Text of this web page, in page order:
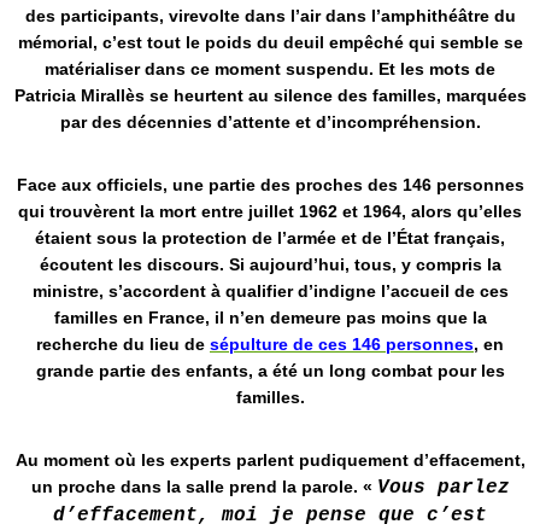
des participants, virevolte dans l’air dans l’amphithéâtre du
mémorial, c’est tout le poids du deuil empêché qui semble se
matérialiser dans ce moment suspendu. Et les mots de
Patricia Mirallès se heurtent au silence des familles, marquées
par des décennies d’attente et d’incompréhension.
Face aux officiels, une partie des proches des 146 personnes
qui trouvèrent la mort entre juillet 1962 et 1964, alors qu’elles
étaient sous la protection de l’armée et de l’État français,
écoutent les discours. Si aujourd’hui, tous, y compris la
ministre, s’accordent à qualifier d’indigne l’accueil de ces
familles en France, il n’en demeure pas moins que la
recherche du lieu de sépulture de ces 146 personnes, en
grande partie des enfants, a été un long combat pour les
familles.
Au moment où les experts parlent pudiquement d’effacement,
un proche dans la salle prend la parole. « Vous parlez
d’effacement, moi je pense que c’est